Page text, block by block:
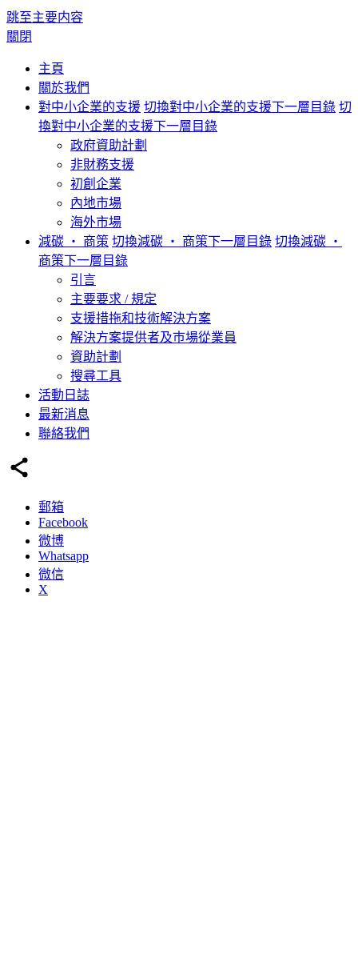
跳至主要内容
關閉
主頁
關於我們
對中小企業的支援 切換對中小企業的支援下一層目錄 切
換對中小企業的支援下一層目錄
政府資助計劃
非財務支援
初創企業
內地市場
海外市場
減碳 ‧ 商策 切換減碳 ‧ 商策下一層目錄 切換減碳 ‧
商策下一層目錄
引言
主要要求 / 規定
支援措拖和技術解決方案
解決方案提供者及巿場從業員
資助計劃
搜尋工具
活動日誌
最新消息
聯絡我們
郵箱
Facebook
微博
Whatsapp
微信
X